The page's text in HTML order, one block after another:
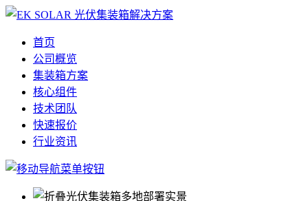
首页
公司概览
集装箱方案
核心组件
技术团队
快速报价
行业资讯